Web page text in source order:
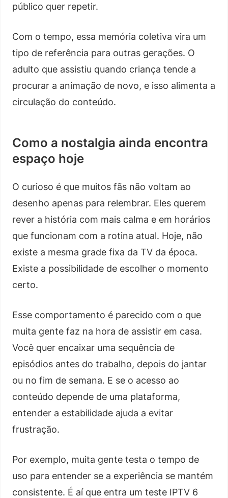
público quer repetir.
Com o tempo, essa memória coletiva vira um
tipo de referência para outras gerações. O
adulto que assistiu quando criança tende a
procurar a animação de novo, e isso alimenta a
circulação do conteúdo.
Como a nostalgia ainda encontra
espaço hoje
O curioso é que muitos fãs não voltam ao
desenho apenas para relembrar. Eles querem
rever a história com mais calma e em horários
que funcionam com a rotina atual. Hoje, não
existe a mesma grade fixa da TV da época.
Existe a possibilidade de escolher o momento
certo.
Esse comportamento é parecido com o que
muita gente faz na hora de assistir em casa.
Você quer encaixar uma sequência de
episódios antes do trabalho, depois do jantar
ou no fim de semana. E se o acesso ao
conteúdo depende de uma plataforma,
entender a estabilidade ajuda a evitar
frustração.
Por exemplo, muita gente testa o tempo de
uso para entender se a experiência se mantém
consistente. É aí que entra um teste IPTV 6